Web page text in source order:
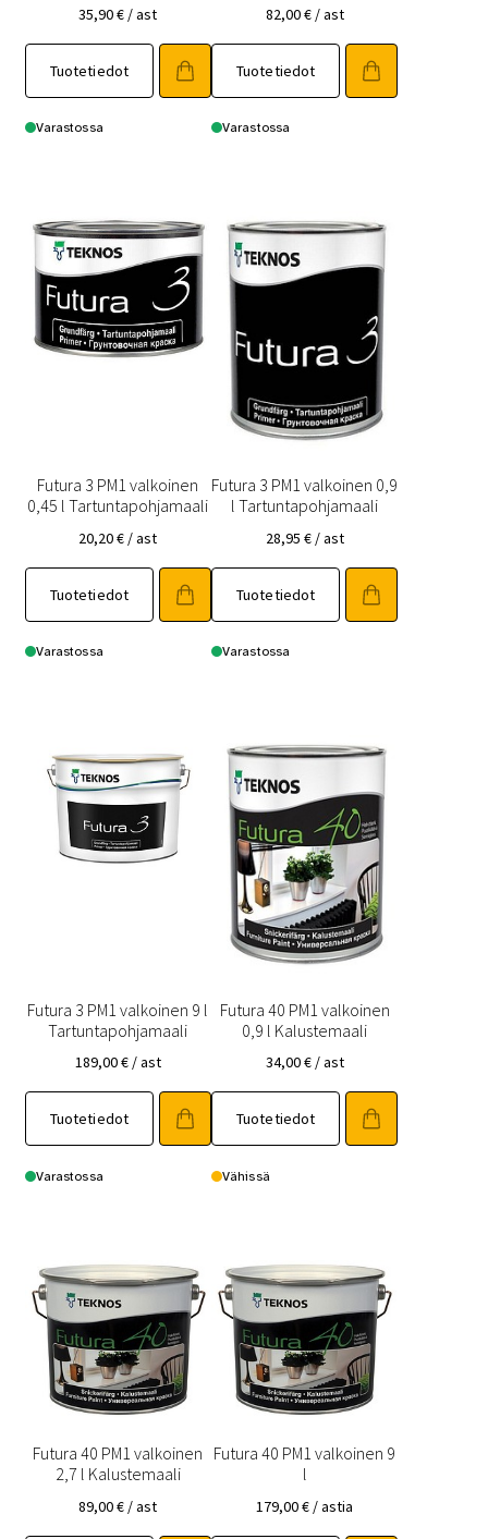
35,90€ / ast
Tuotetiedot
Varastossa
82,00€ / ast
Tuotetiedot
Varastossa
Futura 3 PM1 valkoinen
0,45 l Tartuntapohjamaali
20,20€ / ast
Tuotetiedot
Varastossa
Futura 3 PM1 valkoinen 0,9
l Tartuntapohjamaali
28,95 € / ast
Tuotetiedot
Varastossa
Futura 3 PM1 valkoinen 9 l
Tartuntapohjamaali
189,00€ / ast
Tuotetiedot
Varastossa
Futura 40 PM1 valkoinen
0,9 l Kalustemaali
34,00€ / ast
Tuotetiedot
Vähissä
Futura 40 PM1 valkoinen
2,7 l Kalustemaali
89,00€ / ast
Futura 40 PM1 valkoinen 9
l
179,00€ / astia